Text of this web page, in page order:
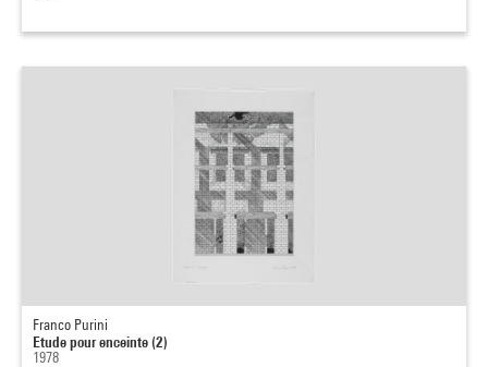
Franco Purini
Etude pour enceinte (2)
1978